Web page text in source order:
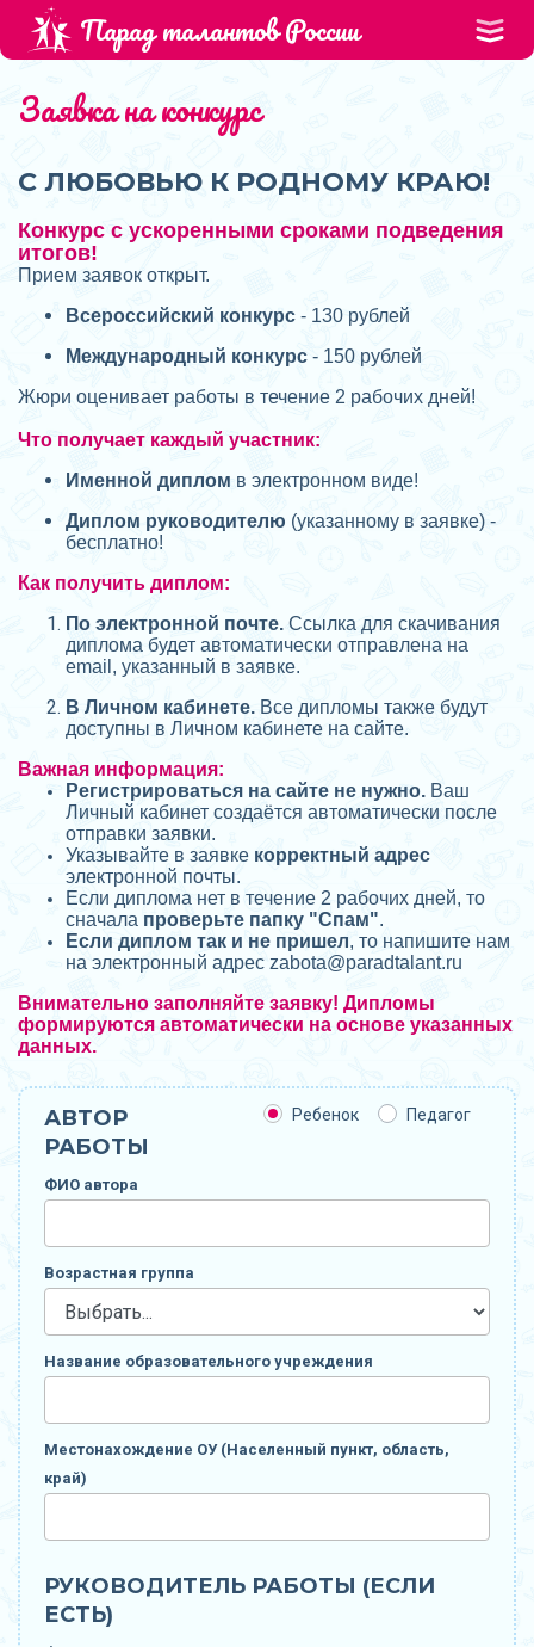
Парад талантов России
Заявка на конкурс
С ЛЮБОВЬЮ К РОДНОМУ КРАЮ!
Конкурс с ускоренными сроками подведения
итогов!
Прием заявок открыт.
Всероссийский конкурс - 130 рублей
Международный конкурс - 150 рублей
Жюри оценивает работы в течение 2 рабочих дней!
Что получает каждый участник:
Именной диплом в электронном виде!
Диплом руководителю (указанному в заявке) -
бесплатно!
Как получить диплом:
По электронной почте. Ссылка для скачивания
диплома будет автоматически отправлена на
email, указанный в заявке.
В Личном кабинете. Все дипломы также будут
доступны в Личном кабинете на сайте.
Важная информация:
Регистрироваться на сайте не нужно. Ваш
Личный кабинет создаётся автоматически после
отправки заявки.
Указывайте в заявке корректный адрес
электронной почты.
Если диплома нет в течение 2 рабочих дней, то
сначала проверьте папку "Спам".
Если диплом так и не пришел, то напишите нам
на электронный адрес zabota@paradtalant.ru
Внимательно заполняйте заявку! Дипломы
формируются автоматически на основе указанных
данных.
АВТОР
РАБОТЫ
Ребенок Педагог
ФИО автора
Возрастная группа
Название образовательного учреждения
Местонахождение ОУ (Населенный пункт, область,
край)
РУКОВОДИТЕЛЬ РАБОТЫ (ЕСЛИ
ЕСТЬ)